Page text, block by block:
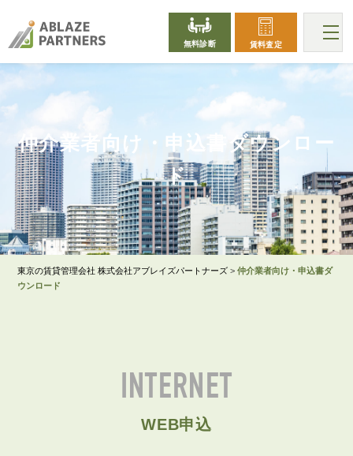
無料診断 賃料査定
DOWNLOAD
仲介業者向け・申込書ダウンロー
ド
東京の賃貸管理会社 株式会社アブレイズパートナーズ >仲介業者向け・申込書ダ
ウンロード
INTERNET
WEB申込